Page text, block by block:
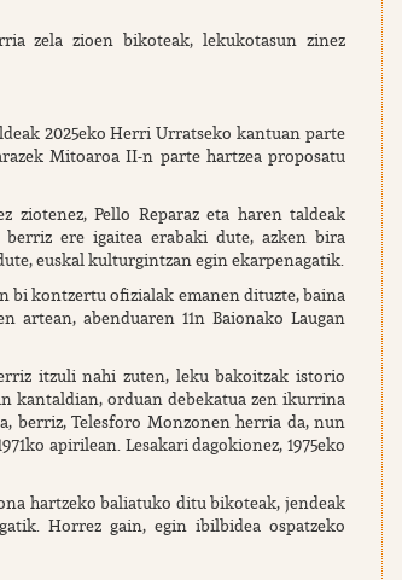
zela zioen bikoteak, lekukotasun zinez
2025eko Herri Urratseko kantuan parte
Mitoaroa II-n parte hartzea proposatu
ziotenez, Pello Reparaz eta haren taldeak
ere igaitea erabaki dute, azken bira
euskal kulturgintzan egin ekarpenagatik.
bi kontzertu ofizialak emanen dituzte, baina
abenduaren 11n Baionako Laugan
itzuli nahi zuten, leku bakoitzak istorio
kantaldian, orduan debekatua zen ikurrina
berriz, Telesforo Monzonen herria da, nun
apirilean. Lesakari dagokionez, 1975eko
hartzeko baliatuko ditu bikoteak, jendeak
Horrez gain, egin ibilbidea ospatzeko